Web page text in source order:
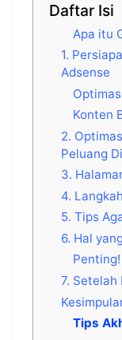
Daftar Isi
Apa itu
1.
Adsense
Konten
2.
Peluang
3.
4.
5. Tips
6. Hal
Penting!
7. Setelah
Tips